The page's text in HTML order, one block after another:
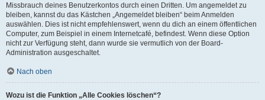
Missbrauch deines Benutzerkontos durch einen Dritten. Um angemeldet zu
bleiben, kannst du das Kästchen „Angemeldet bleiben“ beim Anmelden
auswählen. Dies ist nicht empfehlenswert, wenn du dich an einem öffentlichen
Computer, zum Beispiel in einem Internetcafé, befindest. Wenn diese Option
nicht zur Verfügung steht, dann wurde sie vermutlich von der Board-
Administration ausgeschaltet.
Nach oben
Wozu ist die Funktion „Alle Cookies löschen“?